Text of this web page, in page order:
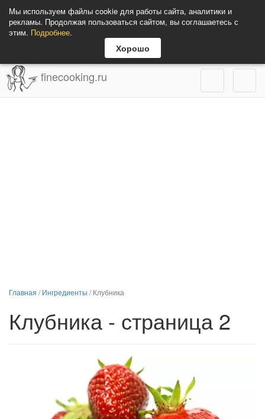
Мы используем файлы cookie для работы сайта, аналитики и
рекламы. Продолжая пользоваться сайтом, вы соглашаетесь с
этим. Подробнее.
Хорошо
finecooking.ru
Главная /Ингредиенты /Клубника
Клубника - страница 2